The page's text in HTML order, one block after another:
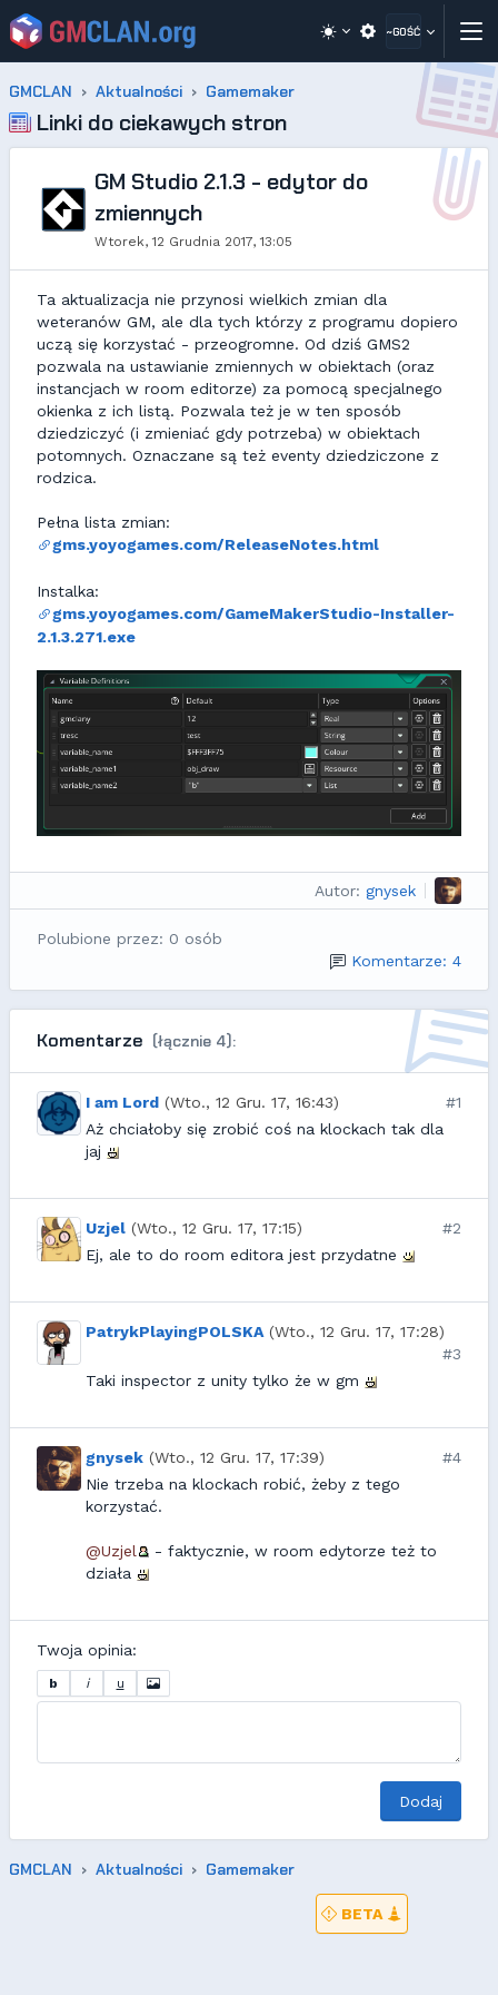
~GOŚĆ
GMCLAN Aktualności Gamemaker
Linki do ciekawych stron
GM Studio 2.1.3 - edytor do
zmiennych
Wtorek, 12 Grudnia 2017, 13:05
Ta aktualizacja nie przynosi wielkich zmian dla
weteranów GM, ale dla tych którzy z programu dopiero
uczą się korzystać - przeogromne. Od dziś GMS2
pozwala na ustawianie zmiennych w obiektach (oraz
instancjach w room editorze) za pomocą specjalnego
okienka z ich listą. Pozwala też je w ten sposób
dziedziczyć (i zmieniać gdy potrzeba) w obiektach
potomnych. Oznaczane są też eventy dziedziczone z
rodzica.
Pełna lista zmian:
gms.yoyogames.com/ReleaseNotes.html
Instalka:
gms.yoyogames.com/GameMakerStudio-Installer-
2.1.3.271.exe
Autor: gnysek
Polubione przez: 0 osób
Komentarze: 4
Komentarze (łącznie 4):
I am Lord (Wto., 12 Gru. 17, 16:43)
#1
Aż chciałoby się zrobić coś na klockach tak dla
jaj
Uzjel (Wto., 12 Gru. 17, 17:15)
#2
Ej, ale to do room editora jest przydatne
PatrykPlayingPOLSKA (Wto., 12 Gru. 17, 17:28)
#3
Taki inspector z unity tylko że w gm
gnysek (Wto., 12 Gru. 17, 17:39)
#4
Nie trzeba na klockach robić, żeby z tego
korzystać.
@Uzjel
- faktycznie, w room edytorze też to
działa
Twoja opinia:
b i u
Dodaj
GMCLAN Aktualności Gamemaker
BETA